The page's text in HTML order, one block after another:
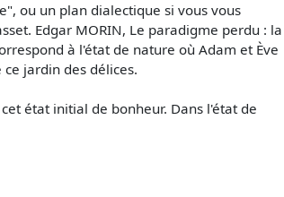
ou un plan dialectique si vous vous
Edgar MORIN, Le paradigme perdu : la
à l'état de nature où Adam et Ève
jardin des délices.
état initial de bonheur. Dans l'état de